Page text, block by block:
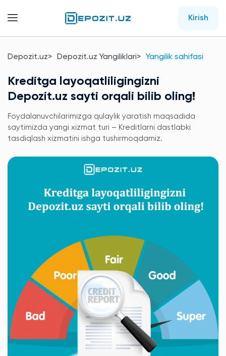
Kirish
Depozit.uz Depozit.uz Yangiliklari Yangilik sahifasi
Kreditga layoqatliligingizni
Depozit.uz sayti orqali bilib oling!
Foydalanuvchilarimizga qulaylik yaratish maqsadida
saytimizda yangi xizmat turi – Kreditlarni dastlabki
tasdiqlash xizmatini ishga tushirmoqdamiz.